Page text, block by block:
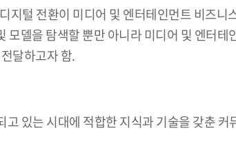
전환이 미디어 및 엔터테인먼트 비즈니
델을 탐색할 뿐만 아니라 미디어 및 엔터
달하고자 함.
있는 시대에 적합한 지식과 기술을 갖춘